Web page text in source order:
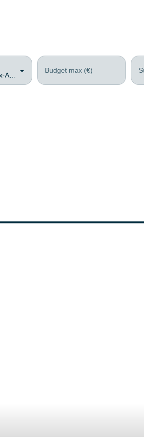
Saint-Martin-aux-Arbres (76760)
Budget max (€)